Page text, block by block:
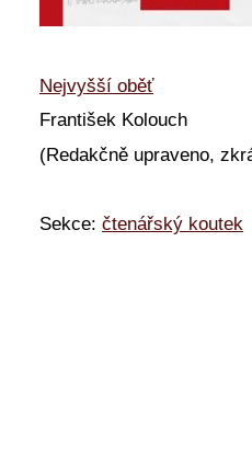
Nejvyšší oběť
František Kolouch
(Redakčně upraveno,
Sekce: čtenářský koutek